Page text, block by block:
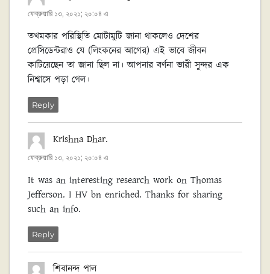
ফেব্রুয়ারি ১৩, ২০২১; ২০:০৪ এ
তখমকার পরিস্থিতি মোটামুটি জানা থাকলেও দেশের
প্রেসিডেন্টরাও যে (লিংকনের আগের) এই ভাবে জীবন
কাটিয়েছেন তা জানা ছিল না। আপনার বর্ণনা ভারী সুন্দর এক
নিশ্বাসে পড়া গেল।
Reply
Krishna Dhar.
ফেব্রুয়ারি ১৩, ২০২১; ২০:০৪ এ
It was an interesting research work on Thomas
Jefferson. I HV bn enriched. Thanks for sharing
such an info.
Reply
শিবানন্দ পালবলেছেন: